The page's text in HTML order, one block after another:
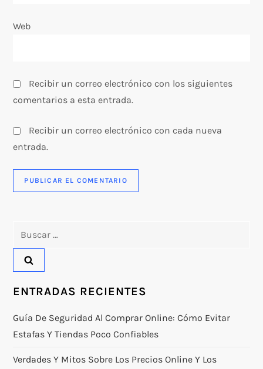
d
s
Web
Recibir un correo electrónico con los siguientes
comentarios a esta entrada.
Recibir un correo electrónico con cada nueva
entrada.
ENTRADAS RECIENTES
Guía De Seguridad Al Comprar Online: Cómo Evitar
Estafas Y Tiendas Poco Confiables
Verdades Y Mitos Sobre Los Precios Online Y Los